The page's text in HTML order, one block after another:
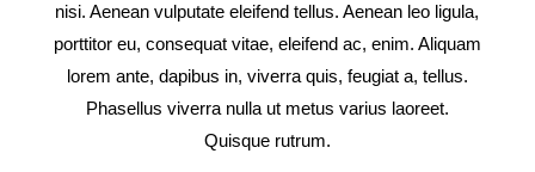
nisi. Aenean vulputate eleifend tellus. Aenean leo ligula,
porttitor eu, consequat vitae, eleifend ac, enim. Aliquam
lorem ante, dapibus in, viverra quis, feugiat a, tellus.
Phasellus viverra nulla ut metus varius laoreet.
Quisque rutrum.